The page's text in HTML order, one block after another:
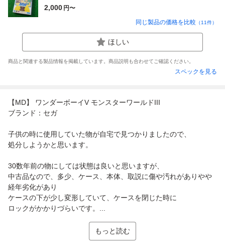
2,000 円〜
同じ製品の価格を比較 （11件）
ほしい
商品と関連する製品情報を掲載しています。商品説明も合わせてご確認ください。
スペックを見る
【MD】 ワンダーボーイV モンスターワールドIII
ブランド：セガ
子供の時に使用していた物が自宅で見つかりましたので、
処分しようかと思います。
30数年前の物にしては状態は良いと思いますが、
中古品なので、多少、ケース、本体、取説に傷や汚れがありやや
経年劣化があり
ケースの下が少し変形していて、ケースを閉じた時に
ロックがかかりづらいです。...
もっと読む